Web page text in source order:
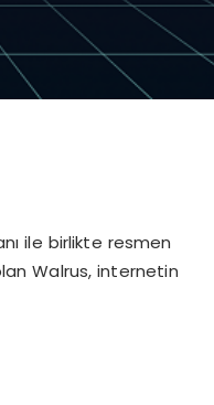
ile birlikte resmen
Walrus, internetin